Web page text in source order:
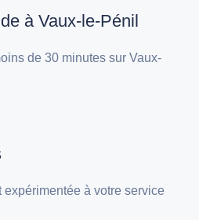
à Vaux-le-Pénil
de 30 minutes sur Vaux-
à votre service